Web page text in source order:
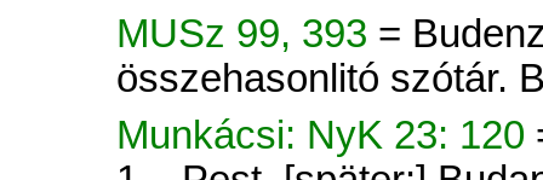
MUSz 99, 393 =
összehasonlitó szótár.
Munkácsi: NyK 23: 120